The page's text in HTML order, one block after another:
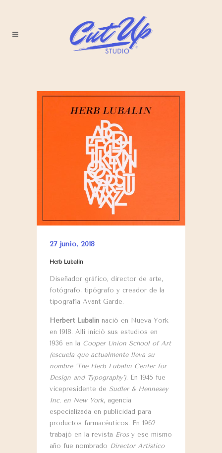
27 junio, 2018
Herb Lubalin
Diseñador gráfico, director de arte,
fotógrafo, tipógrafo y creador de la
tipografía Avant Garde.
Herbert Lubalin nació en Nueva York
en 1918. Allí inició sus estudios en
1936 en la Cooper Union School of Art
(escuela que actualmente lleva su
nombre ‘The Herb Lubalin Center for
Design and Typography’). En 1945 fue
vicepresidente de Sudler & Hennesey
Inc. en New York, agencia
especializada en publicidad para
productos farmacéuticos. En 1962
trabajó en la revista Erosy ese mismo
año fue nombrado Director Artístico